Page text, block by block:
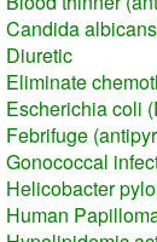
Candida
Diuretic
Eliminate
Escherichia coli
Febrifuge
Gonococcal
Helicobacter
Human